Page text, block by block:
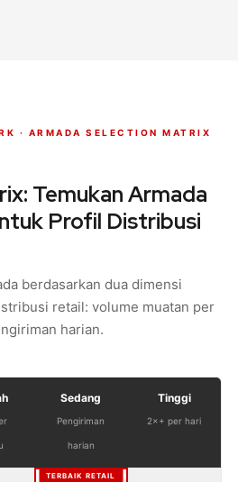
· ARMADA SELECTION MATRIX
Temukan Armada
Profil Distribusi
berdasarkan dua dimensi
retail: volume muatan per
harian.
Sedang
Pengiriman
harian
Tinggi
2×+ per hari
TERBAIK RETAIL